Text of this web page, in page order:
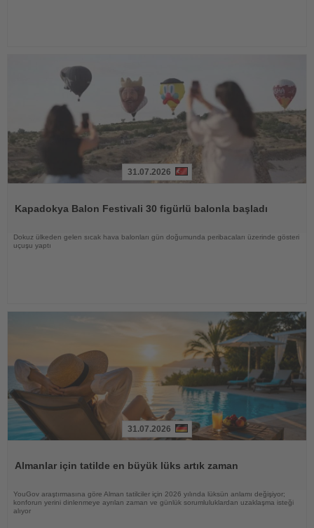
31.07.2026
Kapadokya Balon Festivali 30 figürlü balonla başladı
Dokuz ülkeden gelen sıcak hava balonları gün doğumunda peribacaları üzerinde gösteri
uçuşu yaptı
31.07.2026
Almanlar için tatilde en büyük lüks artık zaman
YouGov araştırmasına göre Alman tatilciler için 2026 yılında lüksün anlamı değişiyor;
konforun yerini dinlenmeye ayrılan zaman ve günlük sorumluluklardan uzaklaşma isteği
alıyor